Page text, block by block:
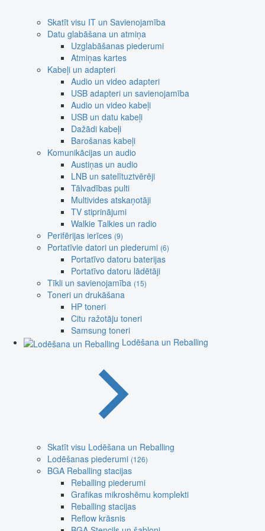
Skatīt visu IT un Savienojamība
Datu glabāšana un atmiņa
Uzglabāšanas piederumi
Atmiņas kartes
Kabeļi un adapteri
Audio un video adapteri
USB adapteri un savienojamība
Audio un video kabeļi
USB un datu kabeļi
Dažādi kabeļi
Barošanas kabeļi
Komunikācijas un audio
Austiņas un audio
LNB un satelītuztvērēji
Tālvadības pulti
Multivides atskaņotāji
TV stiprinājumi
Walkie Talkies un radio
Perifērijas ierīces (9)
Portatīvie datori un piederumi (6)
Portatīvo datoru baterijas
Portatīvo datoru lādētāji
Tīkli un savienojamība (15)
Toneri un drukāšana
HP toneri
Citu ražotāju toneri
Samsung toneri
Lodēšana un Reballing
Skatīt visu Lodēšana un Reballing
Lodēšanas piederumi (126)
BGA Reballing stacijas
Reballing piederumi
Grafikas mikroshēmu komplekti
Reballing stacijas
Reflow krāsnis